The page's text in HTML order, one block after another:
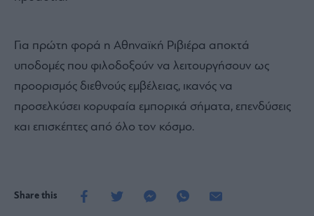
Για πρώτη φορά η Αθηναϊκή Ριβιέρα αποκτά
υποδομές που φιλοδοξούν να λειτουργήσουν ως
προορισμός διεθνούς εμβέλειας, ικανός να
προσελκύσει κορυφαία εμπορικά σήματα, επενδύσεις
και επισκέπτες από όλο τον κόσμο.
Share this